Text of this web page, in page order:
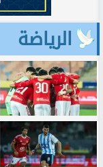
الرياضة